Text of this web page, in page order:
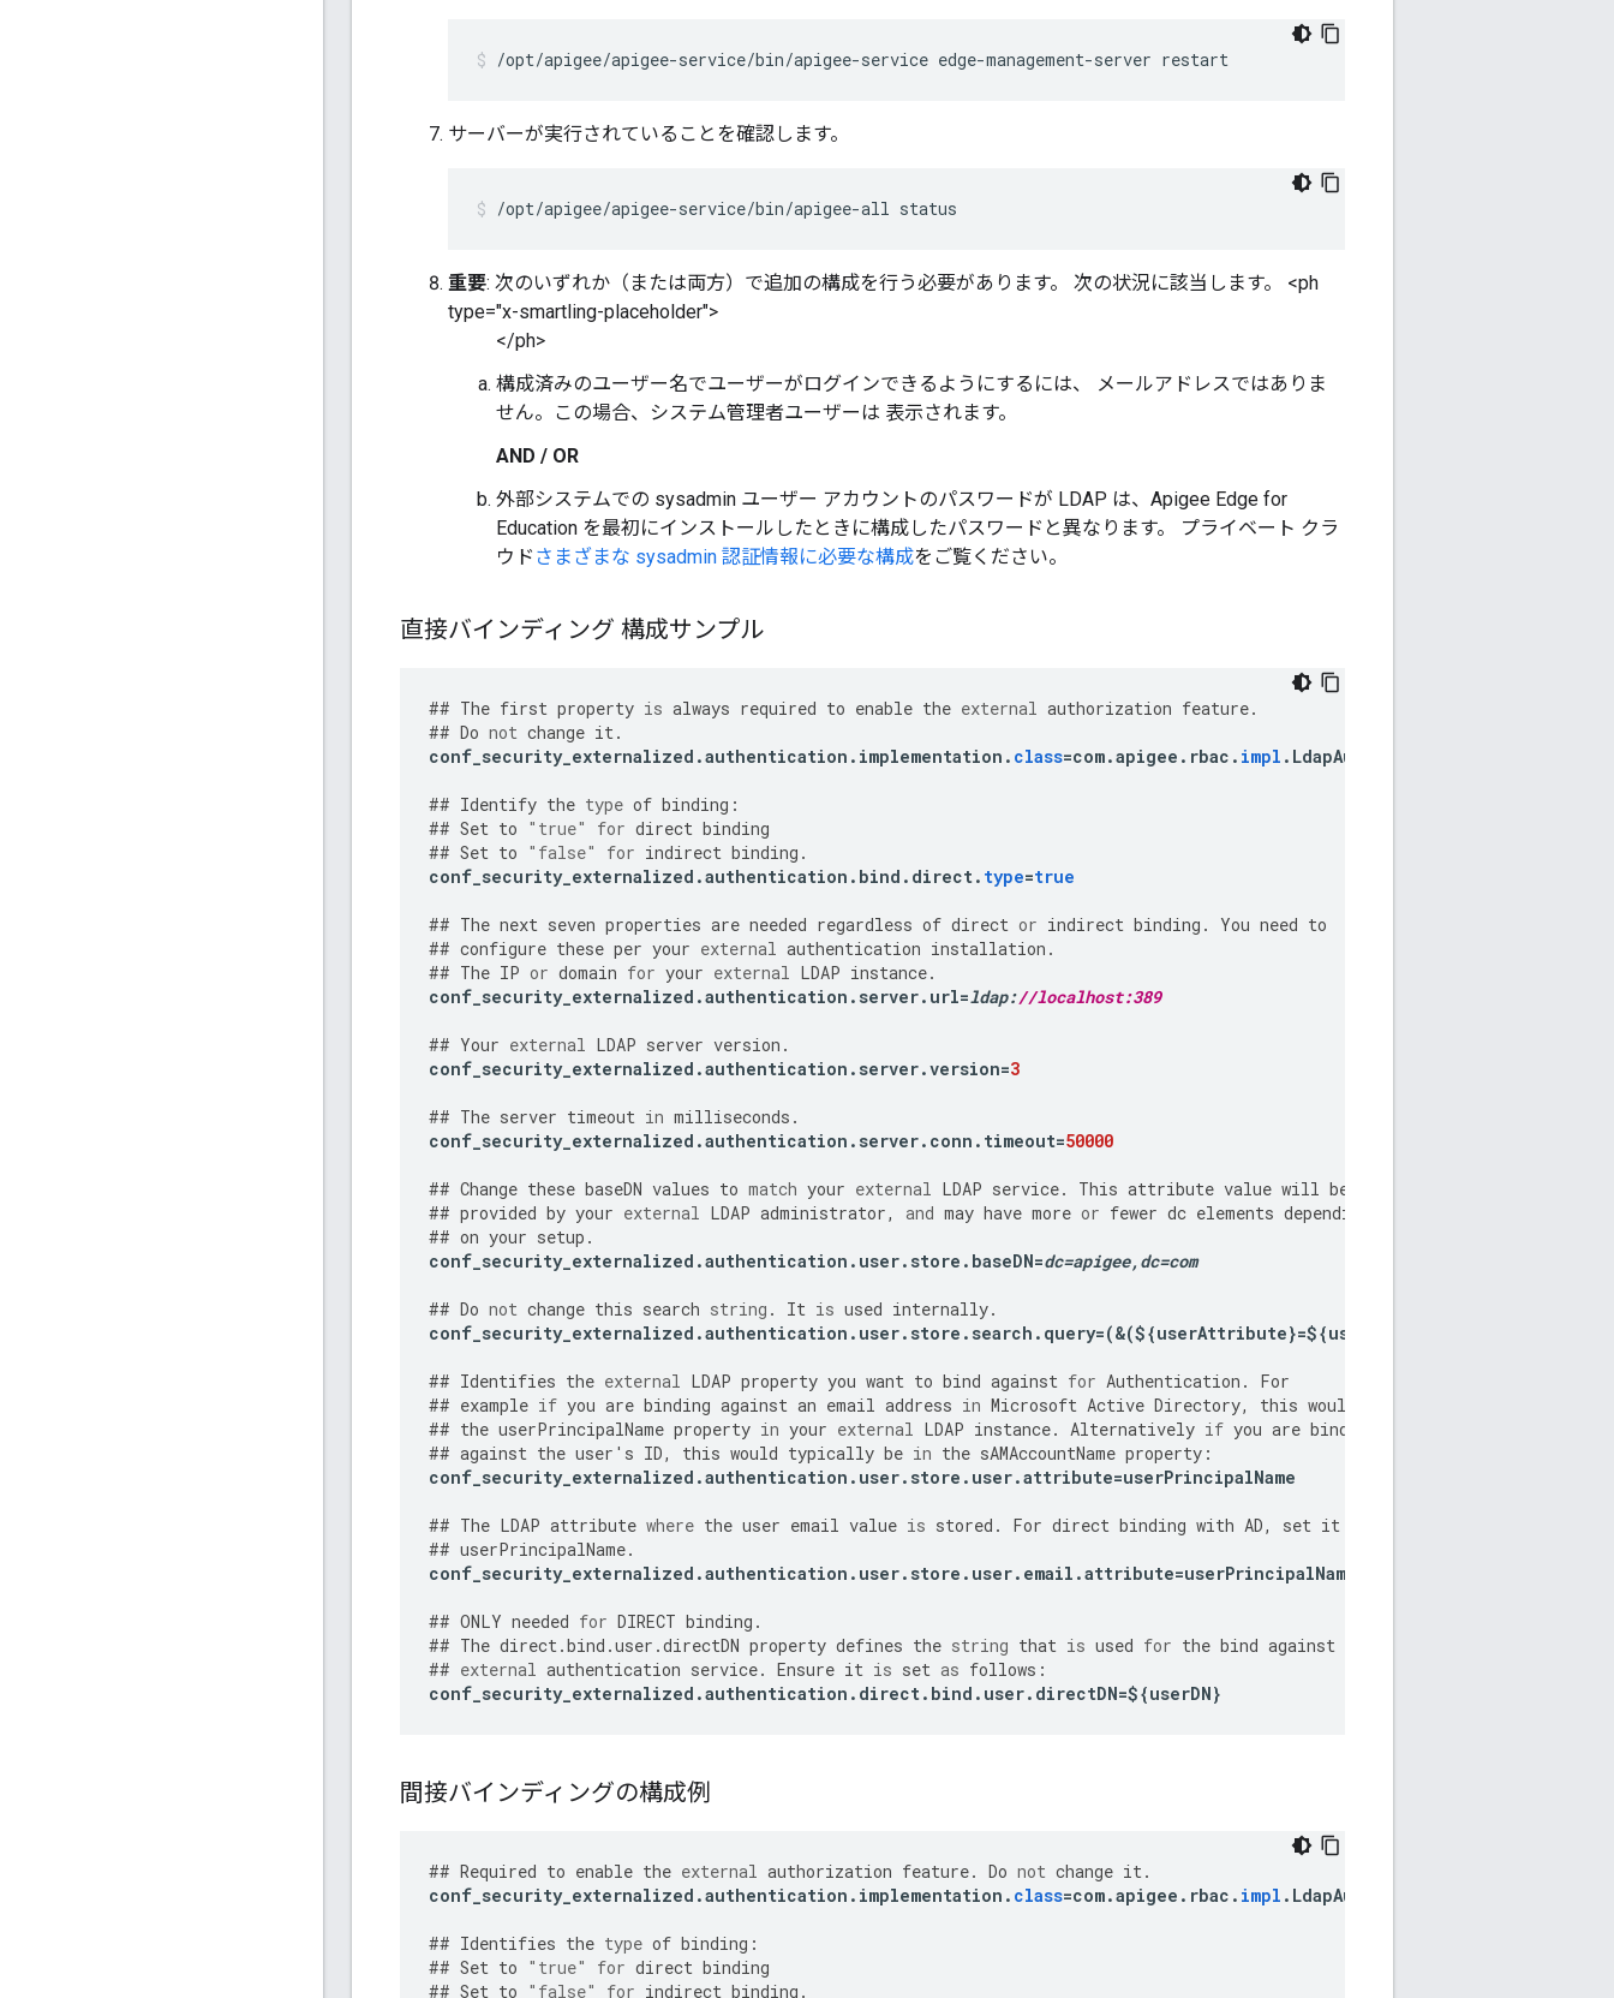
/opt/apigee/apigee-service/bin/apigee-service edge-management-server restart
サーバーが実行されていることを確認します。
/opt/apigee/apigee-service/bin/apigee-all status
重要: 次のいずれか（または両方）で追加の構成を行う必要があります。 次の状況に該当します。 <ph
type="x-smartling-placeholder">
</ph>
構成済みのユーザー名でユーザーがログインできるようにするには、 メールアドレスではありま
せん。この場合、システム管理者ユーザーは 表示されます。
AND / OR
外部システムでの sysadmin ユーザー アカウントのパスワードが LDAP は、Apigee Edge for
Education を最初にインストールしたときに構成したパスワードと異なります。 プライベート クラ
ウド さまざまな sysadmin 認証情報に必要な構成をご覧ください。
直接バインディング 構成サンプル
## The first property is always required to enable the external authorization feature.
## Do not change it.
conf_security_externalized .authentication . implementation . class=com.apigee . rbac . impl . LdapAuthenticatorImpl
## Identify the type of binding :
## Set to "true" for direct binding
## Set to "false" for indirect binding .
conf_security_externalized .authentication . bind . direct. type=true
## The next seven properties are needed regardless of direct or indirect binding . You need to
## configure these per your external authentication installation .
## The IP or domain for your external LDAP instance.
conf_security_externalized .authentication . server. url=ldap://localhost:389
## Your external LDAP server version .
conf_security_externalized .authentication . server.version=3
## The server timeout in milliseconds .
conf_security_externalized .authentication . server. conn . timeout=50000
## Change these baseDN values to match your external LDAP service. This attribute value will be
## provided by your external LDAP administrator, and may have more or fewer dc elements depending
## on your setup .
conf_security_externalized .authentication . user. store . baseDN=dc=apigee,dc=com
## Do not change this search string . It is used internally.
conf_security_externalized .authentication . user. store . search . query=(&(${userAttribute}=${userId
## Identifies the external LDAP property you want to bind against for Authentication .
For
## example if you are binding against an email address in Microsoft Active Directory, this would
## the userPrincipalName property in your external LDAP instance. Alternatively if you are binding
## against the user ' s ID, this would typically be in the sAMAccountName property :
conf_security_externalized .authentication . user. store . user.attribute=userPrincipalName
## The LDAP attribute where the user email value is stored . For direct binding with AD, set it
## userPrincipalName.
conf_security_externalized .authentication . user. store . user. email .attribute=userPrincipalName
## ONLY needed for DIRECT binding .
## The direct.bind .user .directDN property defines the string that is used for the bind against
## external authentication service. Ensure it is set as follows :
conf_security_externalized .authentication . direct. bind . user. directDN=${userDN}
間接バインディングの構成例
## Required to enable the external authorization feature. Do not change it.
conf_security_externalized .authentication . implementation . class=com.apigee . rbac . impl . LdapAuthenticatorImpl
## Identifies the type of binding :
## Set to "true" for direct binding
## Set to "false" for indirect binding .